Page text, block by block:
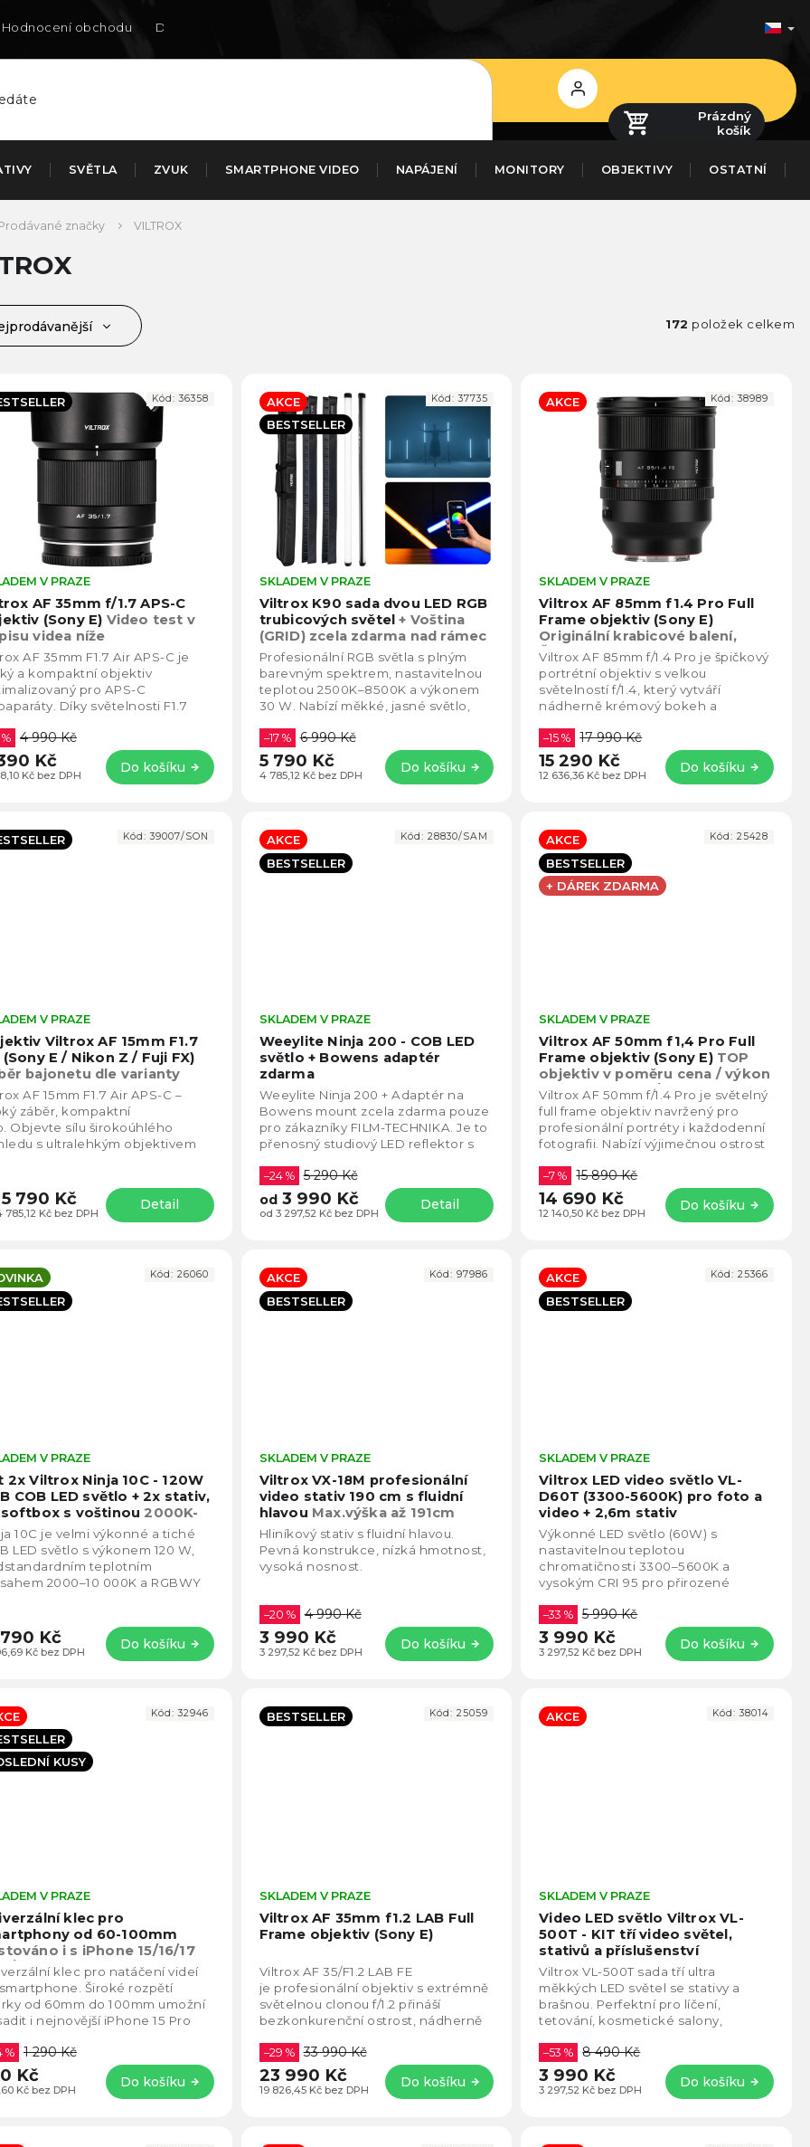
Hodnocení obchodu Doručení na SK
Přihlášení
Prázdný
košík
SVĚTLA ZVUK SMARTPHONE VIDEO NAPÁJENÍ MONITORY OBJEKTIVY OSTATNÍ
značky VILTROX
172 položek celkem
AF 35mm f/1.7 APS-C
(Sony E) Video test v
videa níže
Průměrné
hodnocení
produktu
hvězdiček.
V PRAZE
Kč bez DPH
% 4 990 Kč
Kč Do košíku
AF 35mm F1.7 Air APS-C je
a kompaktní objektiv
pro APS-C
Díky světelnosti F1.7
osvětlení. Je...
Kód:36358
AKCE
BESTSELLER
Viltrox K90 sada dvou LED RGB
trubicových světel+ Voština
(GRID) zcela zdarma nad rámec
standardního balení
Průměrné
hodnocení
produktu
hvězdiček.
SKLADEM V PRAZE
4 785,12 Kč bez DPH
–17 % 6 990 Kč
5 790 Kč Do košíku
Profesionální RGB světla s plným
barevným spektrem, nastavitelnou
teplotou 2500K–8500K a výkonem
30 W. Nabízí měkké, jasné světlo,
světelného toku....
Kód:37735 AKCE
Viltrox AF 85mm f1.4 Pro Full
Frame objektiv (Sony E)
Originální krabicové balení,
Česká distribuce
SKLADEM V PRAZE
12 636,36 Kč bez DPH
–15 % 17 990 Kč
15 290 Kč Do košíku
Viltrox AF 85mm f/1.4 Pro je špičkový
portrétní objektiv s velkou
světelností f/1.4, který vytváří
nádherně krémový bokeh a
Profesionální...
Kód:38989
Viltrox AF 15mm F1.7
E / Nikon Z / Fuji FX)
bajonetu dle varianty
Průměrné
hodnocení
produktu
hvězdiček.
V PRAZE
785,12 Kč bez DPH
5 790 Kč Detail
AF 15mm F1.7 Air APS-C –
záběr, kompaktní
Objevte sílu širokoúhlého
s ultralehkým objektivem
Kód:39007/SON
AKCE
BESTSELLER
Weeylite Ninja 200 - COB LED
světlo + Bowens adaptér
zdarma
Průměrné
hodnocení
produktu
hvězdiček.
SKLADEM V PRAZE
od 3 297,52 Kč bez DPH
–24 %
5 290 Kč
od3 990 Kč Detail
Weeylite Ninja 200 + Adaptér na
Bowens mount zcela zdarma pouze
pro zákazníky FILM-TECHNIKA. Je to
přenosný studiový LED reflektor s
LED...
Kód:28830/SAM
AKCE
BESTSELLER
+ DÁREK ZDARMA
Viltrox AF 50mm f1,4 Pro Full
Frame objektiv (Sony E) TOP
objektiv v poměru cena / výkon
spolu s 85mm F/1.4
SKLADEM V PRAZE
12 140,50 Kč bez DPH
–7 % 15 890 Kč
14 690 Kč Do košíku
Viltrox AF 50mm f/1.4 Pro je světelný
full frame objektiv navržený pro
profesionální portréty i každodenní
fotografii. Nabízí výjimečnou ostrost
Kód: 25428
2x Viltrox Ninja 10C - 120W
COB LED světlo + 2x stativ,
s voštinou2000K-
RGBWY, ViltroxLink
Brašna
Průměrné
hodnocení
produktu
V PRAZE
Kč bez DPH
790 Kč Do košíku
10C je velmi výkonné a tiché
LED světlo s výkonem 120 W,
teplotním
2000–10 000K a RGBWY
Kód: 26060
AKCE
BESTSELLER
Viltrox VX-18M profesionální
video stativ 190 cm s fluidní
hlavou Max.výška až 191cm
Průměrné
hodnocení
produktu
hvězdiček.
SKLADEM V PRAZE
3 297,52 Kč bez DPH
–20 % 4 990 Kč
3 990 Kč Do košíku
Hliníkový stativ s fluidní hlavou.
Pevná konstrukce, nízká hmotnost,
vysoká nosnost.
Kód:97986
AKCE
BESTSELLER
Viltrox LED video světlo VL-
D60T (3300-5600K) pro foto a
video + 2,6m stativ
SKLADEM V PRAZE
3 297,52 Kč bez DPH
–33 % 5 990 Kč
3 990 Kč Do košíku
Výkonné LED světlo (60W) s
nastavitelnou teplotou
chromatičnosti 3300–5600K a
vysokým CRI 95 pro přirozené
až 6324 lumenů, plynulé stmívání v...
Kód: 25366
KUSY
klec pro
od 60-100mm
i s iPhone 15/16/17
/ Pro Max
Průměrné
hodnocení
produktu
hvězdiček.
V PRAZE
Kč bez DPH
% 1 290 Kč
Kč Do košíku
klec pro natáčení videí
Široké rozpětí
od 60mm do 100mm umožní
i nejnovější iPhone 15 Pro
Kód:32946 BESTSELLER
Viltrox AF 35mm f1.2 LAB Full
Frame objektiv (Sony E)
Průměrné
hodnocení
produktu
hvězdiček.
SKLADEM V PRAZE
19 826,45 Kč bez DPH
–29 % 33 990 Kč
23 990 Kč Do košíku
Viltrox AF 35/F1.2 LAB FE
je profesionální objektiv s extrémně
světelnou clonou f/1.2 přináší
bezkonkurenční ostrost, nádherně
slabého...
Kód:25059 AKCE
Video LED světlo Viltrox VL-
500T - KIT tří video světel,
stativů a příslušenství
SKLADEM V PRAZE
3 297,52 Kč bez DPH
–53 % 8 490 Kč
3 990 Kč Do košíku
Viltrox VL-500T sada tří ultra
měkkých LED světel se stativy a
brašnou. Perfektní pro líčení,
tetování, kosmetické salony,
mléčnému panelu...
Kód:38014